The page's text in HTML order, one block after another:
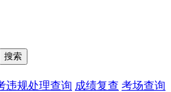
搜索
违规处理查询 成绩复查 考场查询